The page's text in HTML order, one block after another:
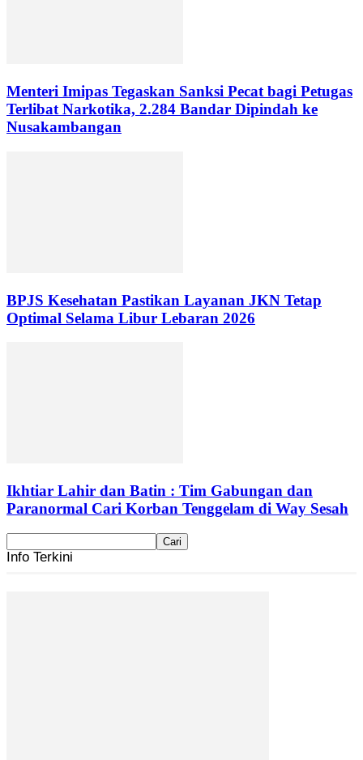
Menteri Imipas Tegaskan Sanksi Pecat bagi Petugas
Terlibat Narkotika, 2.284 Bandar Dipindah ke
Nusakambangan
BPJS Kesehatan Pastikan Layanan JKN Tetap
Optimal Selama Libur Lebaran 2026
Ikhtiar Lahir dan Batin : Tim Gabungan dan
Paranormal Cari Korban Tenggelam di Way Sesah
Info Terkini